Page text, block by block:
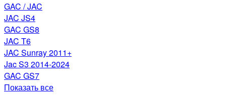
GAC / JAC
JAC JS4
GAC GS8
JAC T6
JAC Sunray 2011+
Jac S3 2014-2024
GAC GS7
Показать все